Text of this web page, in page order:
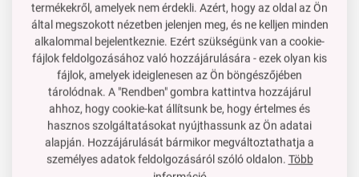
Gyengédápolás, amelykényeztetiés védibőréta
kiszáradástól.
termékekről, amelyek nem érdekli. Azért, hogy az oldal az Ön
által megszokott nézetben jelenjen meg, és ne kelljen minden
alkalommal bejelentkeznie. Ezért szükségünk van a cookie-
fájlok feldolgozásához való hozzájárulására - ezek olyan kis
fájlok, amelyek ideiglenesen az Ön böngészőjében
tárolódnak. A "Rendben" gombra kattintva hozzájárul
ahhoz, hogy cookie-kat állítsunk be, hogy értelmes és
hasznos szolgáltatásokat nyújthassunk az Ön adatai
alapján. Hozzájárulását bármikor megváltoztathatja a
személyes adatok feldolgozásáról szóló oldalon. Több